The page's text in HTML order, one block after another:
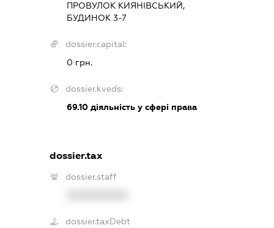
ПРОВУЛОК КИЯНІВСЬКИЙ,
БУДИНОК 3-7
dossier.capital:
0 грн.
dossier.kveds:
69.10 діяльність у сфері права
dossier.tax
dossier.staff
dossier.taxDebt